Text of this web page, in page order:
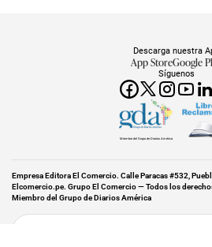
Síguenos
Descarga nuestra
App StoreGoogle
Miembro del Grupo de Diarios América
Empresa Editora El Comercio. Calle Paracas #532,
Elcomercio.pe. Grupo El Comercio — Todos los
Miembro del Grupo de Diarios América